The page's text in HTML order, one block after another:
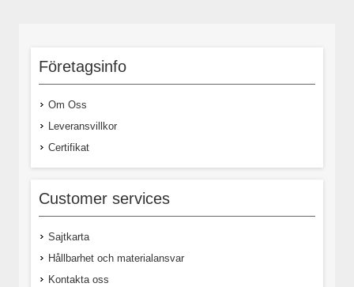
Företagsinfo
Om Oss
Leveransvillkor
Certifikat
Customer services
Sajtkarta
Hållbarhet och materialansvar
Kontakta oss